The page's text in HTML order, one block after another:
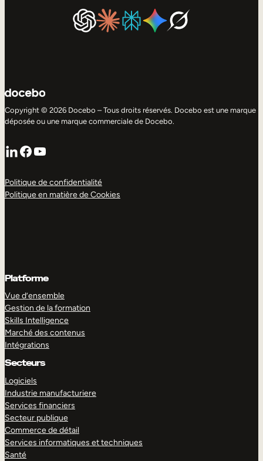
Copyright © 2026 Docebo – Tous droits réservés. Docebo est une marque
déposée ou une marque commerciale de Docebo.
LinkedIn
Facebook
YouTube
Politique de confidentialité
Politique en matière de Cookies
Platforme
Vue d’ensemble
Gestion de la formation
Skills Intelligence
Marché des contenus
Intégrations
Secteurs
Logiciels
Industrie manufacturiere
Services financiers
Secteur publique
Commerce de détail
Services informatiques et techniques
Santé